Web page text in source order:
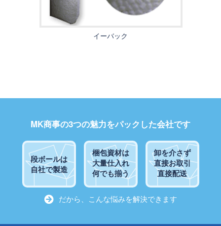
イーバック
MK商事の3つの魅力をパックした会社です
段ボールは
自社で製造
梱包資材は
大量仕入れ
何でも揃う
卸を介さず
直接お取引
直接配送
だから、こんな悩みを解決できます